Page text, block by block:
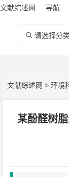
文献综述网 导航
 请选择分类
文献综述网 >环境
某酚醛树